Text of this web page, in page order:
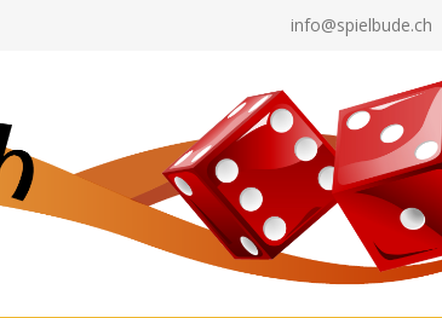
info@spielbude.ch